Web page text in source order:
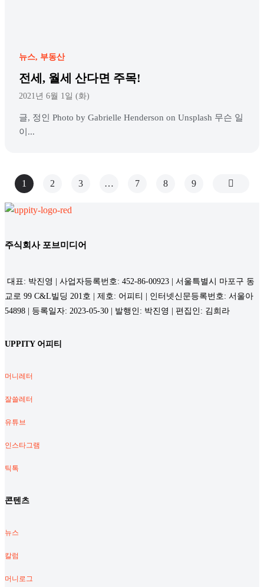
뉴스 부동산
전세, 월세 산다면 주목!
2021년 6월 1일 (화)
글, 정인 Photo by Gabrielle Henderson on Unsplash 무슨 일
이...
1 2 3 … 7 8 9
주식회사 포브미디어
대표: 박진영 | 사업자등록번호: 452-86-00923 | 서울특별시 마포구 동
교로 99 C&L빌딩 201호 | 제호: 어피티 | 인터넷신문등록번호: 서울아
54898 | 등록일자: 2023-05-30 | 발행인: 박진영 | 편집인: 김희라
UPPITY 어피티
머니레터
잘쓸레터
유튜브
인스타그램
틱톡
콘텐츠
뉴스
칼럼
머니로그